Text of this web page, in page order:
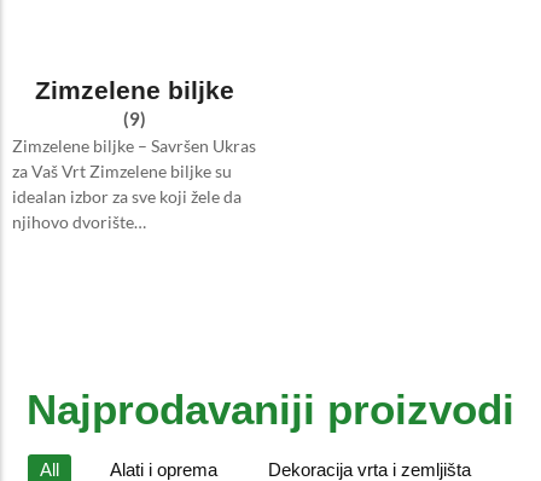
Zimzelene biljke
(9)
Zimzelene biljke – Savršen Ukras
za Vaš Vrt Zimzelene biljke su
idealan izbor za sve koji žele da
njihovo dvorište…
Najprodavaniji proizvodi
All Alati i oprema
Dekoracija vrta i zemljišta